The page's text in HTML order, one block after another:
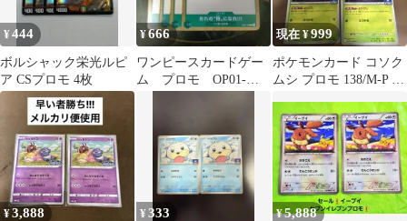
¥444
ボルシャック栄光ルピ
ア CSプロモ 4枚
¥666
ワンピースカードゲー
ム プロモ OP01-
現在 ¥999
ポケモンカード コソク
ムシ プロモ 138/M-P 4
¥3,888 ¥333 ¥5,888